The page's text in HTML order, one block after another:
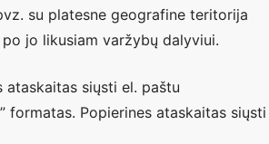
su platesne geografine teritorija
jo likusiam varžybų dalyviui.
ataskaitas siųsti el. paštu
formatas. Popierines ataskaitas siųsti